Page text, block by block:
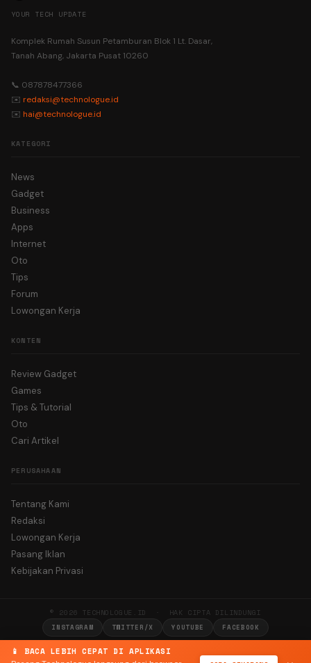
📱 BACA LEBIH CEPAT DI APLIKASI
YOUR TECH UPDATE
Komplek Rumah Susun Petamburan Blok 1 Lt. Dasar,
Tanah Abang, Jakarta Pusat 10260
📞 087878477366
✉️ redaksi@technologue.id
✉️ hai@technologue.id
KATEGORI
News
Gadget
Business
Apps
Internet
Oto
Tips
Forum
Lowongan Kerja
KONTEN
Review Gadget
Games
Tips & Tutorial
Oto
Cari Artikel
PERUSAHAAN
Tentang Kami
Redaksi
Lowongan Kerja
Pasang Iklan
Kebijakan Privasi
© 2026 TECHNOLOGUE.ID · HAK CIPTA DILINDUNGI
INSTAGRAM TWITTER/X YOUTUBE FACEBOOK